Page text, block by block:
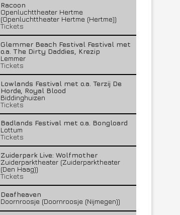
Racoon
Openluchttheater Hertme
(Openluchttheater Hertme (Hertme))
Tickets
Glemmer Beach Festival Festival met
o.a. The Dirty Daddies, Krezip
Lemmer
Tickets
Lowlands Festival met o.a. Terzij De
Horde, Royal Blood
Biddinghuizen
Tickets
Badlands Festival met o.a. Bongloard
Lottum
Tickets
Zuiderpark Live: Wolfmother
Zuiderparktheater (Zuiderparktheater
(Den Haag))
Tickets
Deafheaven
Doornroosje (Doornroosje (Nijmegen))